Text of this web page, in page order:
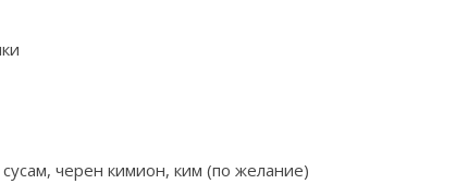
черен кимион, ким (по желание)